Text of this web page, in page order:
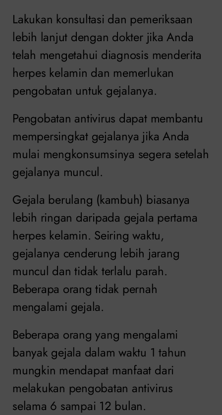
Lakukan konsultasi dan pemeriksaan
lebih lanjut dengan dokter jika Anda
telah mengetahui diagnosis menderita
herpes kelamin dan memerlukan
pengobatan untuk gejalanya.
Pengobatan antivirus dapat membantu
mempersingkat gejalanya jika Anda
mulai mengkonsumsinya segera setelah
gejalanya muncul.
Gejala berulang (kambuh) biasanya
lebih ringan daripada gejala pertama
herpes kelamin. Seiring waktu,
gejalanya cenderung lebih jarang
muncul dan tidak terlalu parah.
Beberapa orang tidak pernah
mengalami gejala.
Beberapa orang yang mengalami
banyak gejala dalam waktu 1 tahun
mungkin mendapat manfaat dari
melakukan pengobatan antivirus
selama 6 sampai 12 bulan.